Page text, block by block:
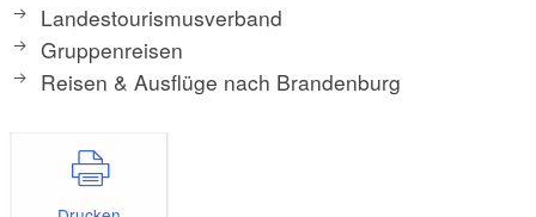
Landestourismusverband
Gruppenreisen
Reisen & Ausflüge nach Brandenburg